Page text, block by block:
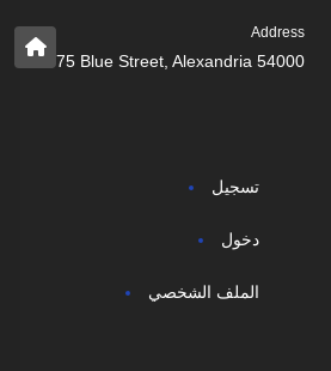
Address
75 Blue Street, Alexandria 54000
تسجيل
دخول
الملف الشخصي